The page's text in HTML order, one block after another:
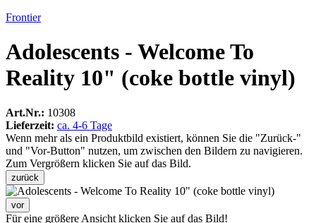
Frontier
Adolescents - Welcome To
Reality 10" (coke bottle vinyl)
Art.Nr.: 10308
Lieferzeit: ca. 4-6 Tage
Wenn mehr als ein Produktbild existiert, können Sie die "Zurück-"
und "Vor-Button" nutzen, um zwischen den Bildern zu navigieren.
Zum Vergrößern klicken Sie auf das Bild.
zurück
vor
Für eine größere Ansicht klicken Sie auf das Bild!